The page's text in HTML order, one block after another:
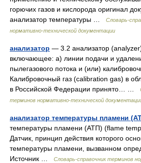
горючих газов и кислорода оригинал
анализатор температуры …
Словарь-
нормативно-технической документации
анализатор — 3.2 анализатор
включающее: а) линии подачи и
пылегазового потока и (или)
Калибровочный газ (calibration gas) в
в Российской Федерации принято… …
терминов нормативно-технической
анализатор температуры пламени
температуры пламени (АТП) (flame
Датчик, принцип действия которого
температуры пламени, вызванном
Источник …
Словарь-справочник терминов